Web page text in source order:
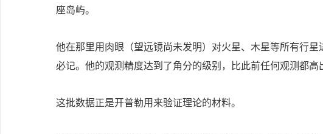
座岛屿。
他在那里用肉眼（望远镜尚未发明）对火星、木星等所有行
必记。他的观测精度达到了角分的级别，比此前任何观测都高
这批数据正是开普勒用来验证理论的材料。